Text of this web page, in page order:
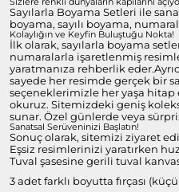
Sayılarla Boyama Setleri ile
boyama, sayılı boyama,
Kolaylığın ve Keyfin Buluştuğu Nokta!
İlk olarak, sayılarla boyama
numaralarla işaretlenmiş
yaratmanıza rehberlik
sayede her resimde gerçek bir
seçeneklerimizle her yaşa hitap
okuruz. Sitemizdeki geniş
sunar. Özel günlerde veya
Sanatsal Serüveninizi Başlatın!
Sonuç olarak, sitemizi ziyaret
Eşsiz resimlerinizi yaratırken
Tuval şasesine gerili tuval
3 adet farklı boyutta fırçası